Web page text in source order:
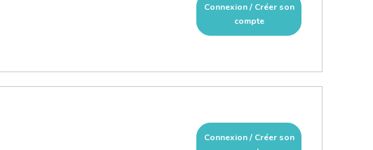
Connexion / Créer son
compte
Connexion / Créer son